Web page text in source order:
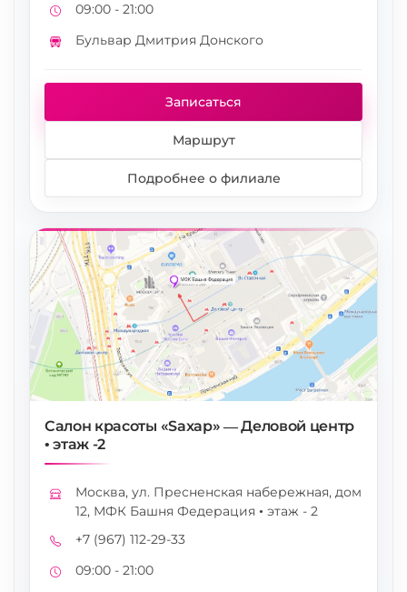
Режим работы
09:00 - 21:00
Метро
Бульвар Дмитрия Донского
Записаться
Маршрут
Подробнее о филиале
Салон красоты «Saxap» — Деловой центр
• этаж -2
Адрес
Москва, ул. Пресненская набережная, дом
12, МФК Башня Федерация • этаж - 2
Телефон
+7 (967) 112-29-33
Режим работы
09:00 - 21:00